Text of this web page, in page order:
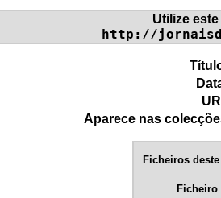
Utilize
http://
Aparece nas
Ficheiros
Ficheiro